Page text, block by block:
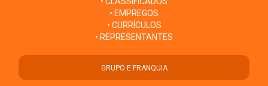
• EMPREGOS
• CURRÍCULOS
• REPRESENTANTES
GRUPO E FRANQUIA